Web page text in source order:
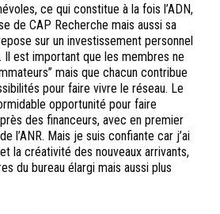
ce qui constitue à la fois l’ADN,
de CAP Recherche mais aussi sa
sur un investissement personnel
Il est important que les membres ne
mais que chacun contribue
pour faire vivre le réseau. Le
opportunité pour faire
des financeurs, avec en premier
l’ANR. Mais je suis confiante car j’ai
la créativité des nouveaux arrivants,
du bureau élargi mais aussi plus